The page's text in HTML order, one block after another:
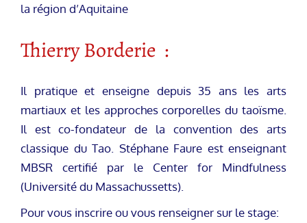
la région d’Aquitaine
Thierry Borderie :
Il pratique et enseigne depuis 35 ans les arts
martiaux et les approches corporelles du taoïsme.
Il est co-fondateur de la convention des arts
classique du Tao. Stéphane Faure est enseignant
MBSR certifié par le Center for Mindfulness
(Université du Massachussetts).
Pour vous inscrire ou vous renseigner sur le stage: